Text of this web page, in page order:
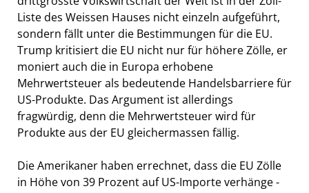
Liste des Weissen Hauses nicht einzeln aufgeführt,
sondern fällt unter die Bestimmungen für die EU.
Trump kritisiert die EU nicht nur für höhere Zölle, er
moniert auch die in Europa erhobene
Mehrwertsteuer als bedeutende Handelsbarriere für
US-Produkte. Das Argument ist allerdings
fragwürdig, denn die Mehrwertsteuer wird für
Produkte aus der EU gleichermassen fällig.
Die Amerikaner haben errechnet, dass die EU Zölle
in Höhe von 39 Prozent auf US-Importe verhänge -